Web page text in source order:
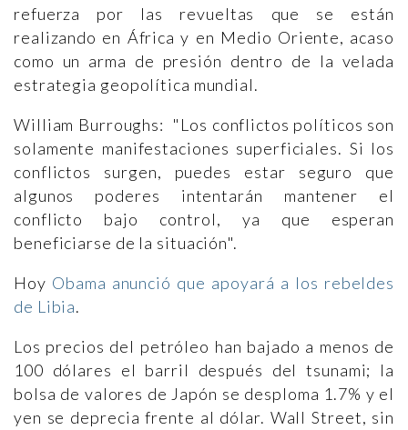
refuerza por las revueltas que se están
realizando en África y en Medio Oriente, acaso
como un arma de presión dentro de la velada
estrategia geopolítica mundial.
William Burroughs: "Los conflictos políticos son
solamente manifestaciones superficiales. Si los
conflictos surgen, puedes estar seguro que
algunos poderes intentarán mantener el
conflicto bajo control, ya que esperan
beneficiarse de la situación".
Hoy Obama anunció que apoyará a los rebeldes
de Libia.
Los precios del petróleo han bajado a menos de
100 dólares el barril después del tsunami; la
bolsa de valores de Japón se desploma 1.7% y el
yen se deprecia frente al dólar. Wall Street, sin